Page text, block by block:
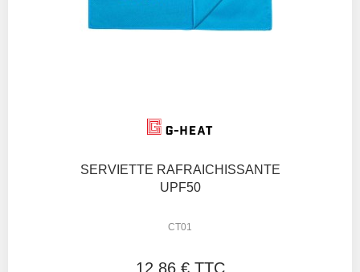
SERVIETTE RAFRAICHISSANTE
UPF50
CT01
12,86 € TTC